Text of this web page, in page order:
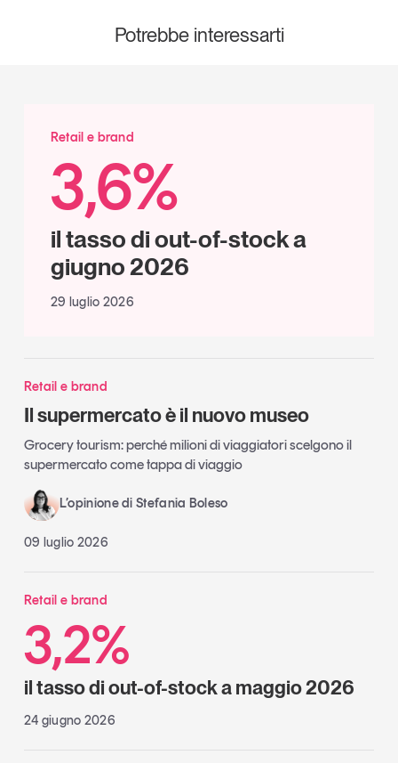
Potrebbe interessarti
Retail e brand
3,6%
il tasso di out-of-stock a
giugno 2026
29 luglio 2026
Retail e brand
Il supermercato è il nuovo museo
Grocery tourism: perché milioni di viaggiatori scelgono il
supermercato come tappa di viaggio
L’opinione di Stefania Boleso
09 luglio 2026
Retail e brand
3,2%
il tasso di out-of-stock a maggio 2026
24 giugno 2026